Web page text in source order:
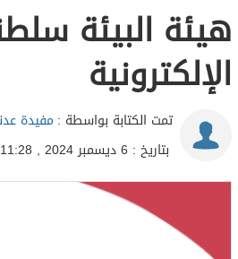
هيئة البيئة
الإلكترونية
تمت الكتابة بواسطة : مفيدة
بتاريخ : 6 ديسمبر 2024 , 11:28